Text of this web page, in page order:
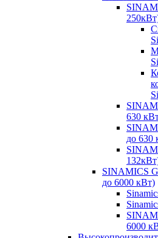
630
до 630
SINAMICS
до 6000 кВт)
6000